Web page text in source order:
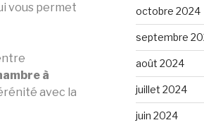
vous permet
à
avec la
octobre 2024
septembre
août 2024
juillet 2024
juin 2024